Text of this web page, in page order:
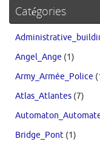
Catégories
Angel_Ange (1)
Army_Armée_Police
Atlas_Atlantes (7)
Bridge_Pont (1)